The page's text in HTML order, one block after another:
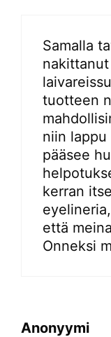
Samalla
tuotteen
niin lappu
pääsee
kerran
että
Onneksi
Anonyymi